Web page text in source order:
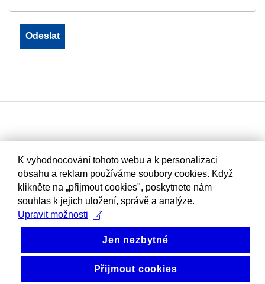
K vyhodnocování tohoto webu a k personalizaci
obsahu a reklam používáme soubory cookies. Když
klikněte na „přijmout cookies", poskytnete nám
souhlas k jejich uložení, správě a analýze.
Upravit možnosti
Jen nezbytné
Přijmout cookies